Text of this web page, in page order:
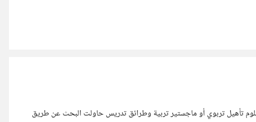
تأهيل تربوي أو ماجستير تربية وطرائق تدريس حاولت البحث عن طريق